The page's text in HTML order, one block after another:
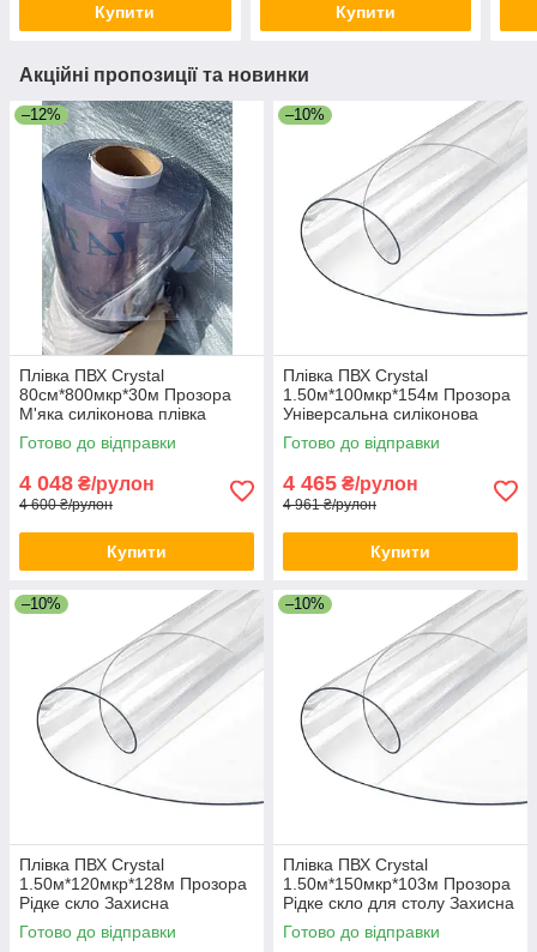
Купити Купити
Акційні пропозиції та новинки
–12%
Плівка ПВХ Crystal
80см*800мкр*30м Прозора
М'яка силіконова плівка
Гнучке скло для меблів
Готово до відправки
4 048 ₴/рулон
4 600 ₴/рулон
Купити
–10%
Плівка ПВХ Crystal
1.50м*100мкр*154м Прозора
Універсальна силіконова
плівка ПВХ плівка для
наметів
Готово до відправки
4 465 ₴/рулон
4 961 ₴/рулон
Купити
–10%
Плівка ПВХ Crystal
1.50м*120мкр*128м Прозора
Рідке скло Захисна
силіконова плівка для
веранди
Готово до відправки
–10%
Плівка ПВХ Crystal
1.50м*150мкр*103м Прозора
Рідке скло для столу Захисна
силіконова плівка
Готово до відправки